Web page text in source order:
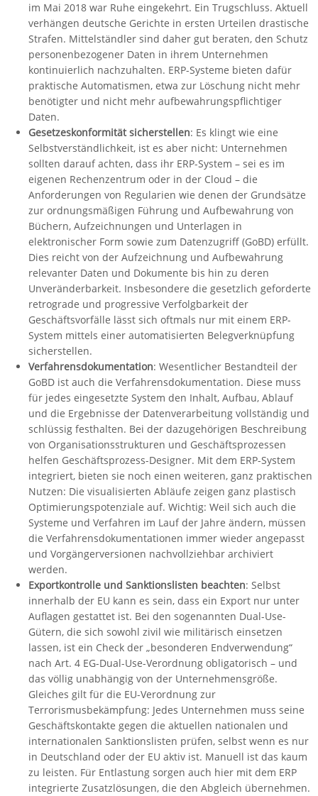
im Mai 2018 war Ruhe eingekehrt. Ein Trugschluss. Aktuell
verhängen deutsche Gerichte in ersten Urteilen drastische
Strafen. Mittelständler sind daher gut beraten, den Schutz
personenbezogener Daten in ihrem Unternehmen
kontinuierlich nachzuhalten. ERP-Systeme bieten dafür
praktische Automatismen, etwa zur Löschung nicht mehr
benötigter und nicht mehr aufbewahrungspflichtiger
Daten.
Gesetzeskonformität sicherstellen: Es klingt wie eine
Selbstverständlichkeit, ist es aber nicht: Unternehmen
sollten darauf achten, dass ihr ERP-System – sei es im
eigenen Rechenzentrum oder in der Cloud – die
Anforderungen von Regularien wie denen der Grundsätze
zur ordnungsmäßigen Führung und Aufbewahrung von
Büchern, Aufzeichnungen und Unterlagen in
elektronischer Form sowie zum Datenzugriff (GoBD) erfüllt.
Dies reicht von der Aufzeichnung und Aufbewahrung
relevanter Daten und Dokumente bis hin zu deren
Unveränderbarkeit. Insbesondere die gesetzlich geforderte
retrograde und progressive Verfolgbarkeit der
Geschäftsvorfälle lässt sich oftmals nur mit einem ERP-
System mittels einer automatisierten Belegverknüpfung
sicherstellen.
Verfahrensdokumentation: Wesentlicher Bestandteil der
GoBD ist auch die Verfahrensdokumentation. Diese muss
für jedes eingesetzte System den Inhalt, Aufbau, Ablauf
und die Ergebnisse der Datenverarbeitung vollständig und
schlüssig festhalten. Bei der dazugehörigen Beschreibung
von Organisationsstrukturen und Geschäftsprozessen
helfen Geschäftsprozess-Designer. Mit dem ERP-System
integriert, bieten sie noch einen weiteren, ganz praktischen
Nutzen: Die visualisierten Abläufe zeigen ganz plastisch
Optimierungspotenziale auf. Wichtig: Weil sich auch die
Systeme und Verfahren im Lauf der Jahre ändern, müssen
die Verfahrensdokumentationen immer wieder angepasst
und Vorgängerversionen nachvollziehbar archiviert
werden.
Exportkontrolle und Sanktionslisten beachten: Selbst
innerhalb der EU kann es sein, dass ein Export nur unter
Auflagen gestattet ist. Bei den sogenannten Dual-Use-
Gütern, die sich sowohl zivil wie militärisch einsetzen
lassen, ist ein Check der „besonderen Endverwendung“
nach Art. 4 EG-Dual-Use-Verordnung obligatorisch – und
das völlig unabhängig von der Unternehmensgröße.
Gleiches gilt für die EU-Verordnung zur
Terrorismusbekämpfung: Jedes Unternehmen muss seine
Geschäftskontakte gegen die aktuellen nationalen und
internationalen Sanktionslisten prüfen, selbst wenn es nur
in Deutschland oder der EU aktiv ist. Manuell ist das kaum
zu leisten. Für Entlastung sorgen auch hier mit dem ERP
integrierte Zusatzlösungen, die den Abgleich übernehmen.